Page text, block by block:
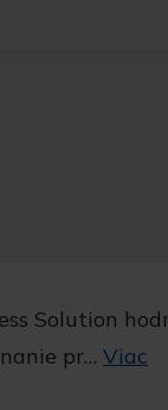
Solution
pr… Viac